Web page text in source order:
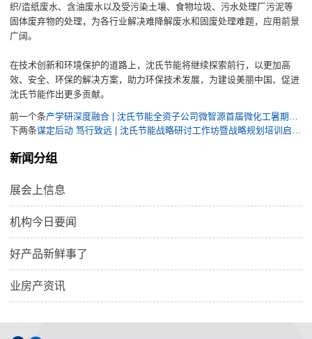
织/造纸废水、含油废水以及受污染土壤、食物垃圾、污水处理厂污泥等
固体废弃物的处理，为各行业解决难降解废水和固废处理难题，应用前景
广阔。
在技术创新和环境保护的道路上，沈氏节能将继续探索前行，以更加高
效、安全、环保的解决方案，助力环保技术发展，为建设美丽中国、促进
沈氏节能作出更多贡献。
前一个条
产学研深度融合 | 沈氏节能全资子公司微智源首届微化工暑期实训完美落幕
下两条
谋定后动 笃行致远 | 沈氏节能战略研讨工作坊暨战略规划培训启动会召开
新闻分组
展会上信息
机构今日要闻
好产品新鲜事了
业房产资讯